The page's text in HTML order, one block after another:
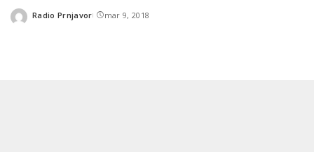
Posted
Radio Prnjavor mar 9, 2018